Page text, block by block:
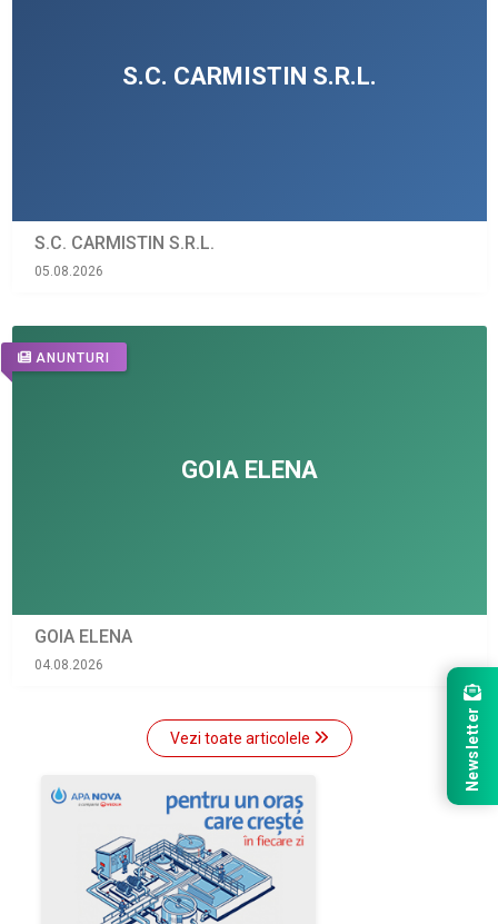
S.C. CARMISTIN S.R.L.
05.08.2026
ANUNTURI
GOIA ELENA
04.08.2026
Vezi toate articolele Newsletter